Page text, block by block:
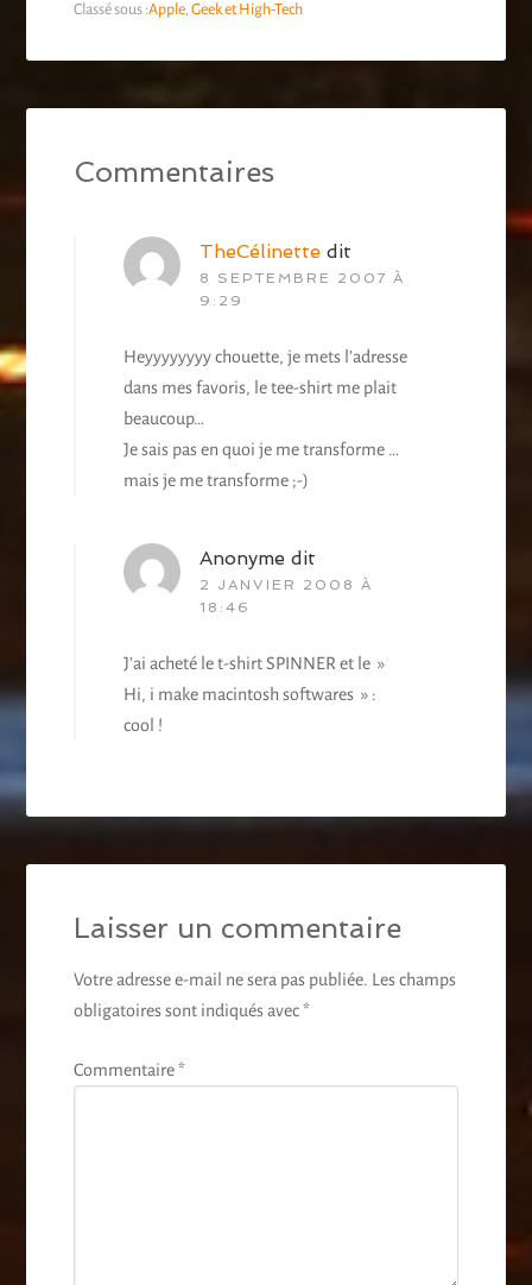
Classé sous :Apple,Geek et High-Tech
Commentaires
TheCélinette dit
8 SEPTEMBRE 2007 À
9:29
Heyyyyyyyy chouette, je mets l’adresse
dans mes favoris, le tee-shirt me plait
beaucoup…
Je sais pas en quoi je me transforme …
mais je me transforme ;-)
Anonyme dit
2 JANVIER 2008 À
18:46
J’ai acheté le t-shirt SPINNER et le »
Hi, i make macintosh softwares » :
cool !
Laisser un commentaire
Votre adresse e-mail ne sera pas publiée. Les champs
obligatoires sont indiqués avec*
Commentaire*